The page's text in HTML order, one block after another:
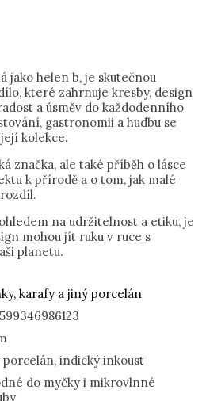
jako helen b, je skutečnou
které zahrnuje kresby, design
a úsměv do každodenního
gastronomii a hudbu se
kolekce.
značka, ale také příběh o lásce
k přírodě a o tom, jak malé
na udržitelnost a etiku, je
mohou jít ruku v ruce s
planetu.
karafy a jiný porcelán
porcelán, indický inkoust
do myčky i mikrovlnné